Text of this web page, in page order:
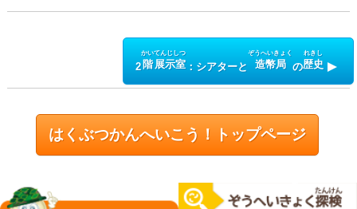
2 階
かい
展示室
てんじしつ
：シアターと 造幣局
ぞうへいきょく
の歴史
れきし
はくぶつかんへいこう！トップページ